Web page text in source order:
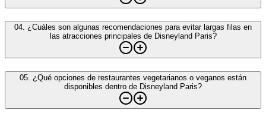
04. ¿Cuáles son algunas recomendaciones para evitar largas filas en
las atracciones principales de Disneyland Paris?
05. ¿Qué opciones de restaurantes vegetarianos o veganos están
disponibles dentro de Disneyland Paris?